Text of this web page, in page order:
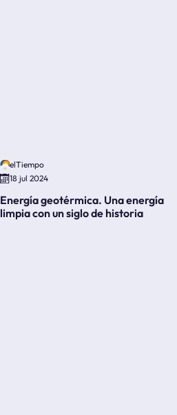
elTiempo
18 jul 2024
Energía geotérmica. Una energía
limpia con un siglo de historia